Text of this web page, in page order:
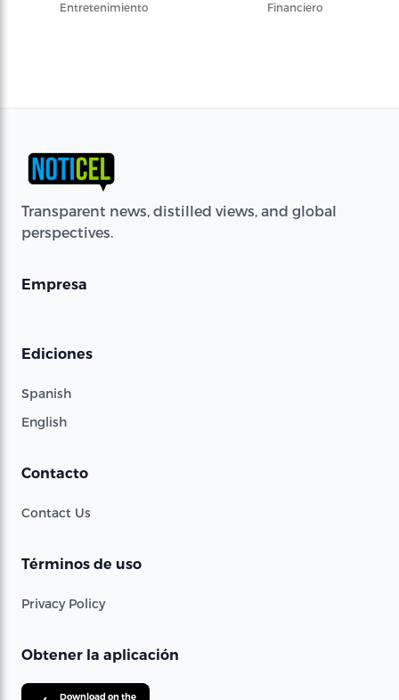
Entretenimiento
Financiero
Transparent news, distilled views, and global
perspectives.
Empresa
Ediciones
Spanish
English
Contacto
Contact Us
Términos de uso
Privacy Policy
Obtener la aplicación
Download on the